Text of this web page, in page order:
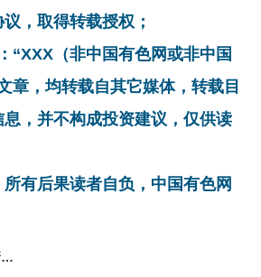
，取得转载授权；
“XXX（非中国有色网或非中国
章，均转载自其它媒体，转载目
，并不构成投资建议，仅供读
有后果读者自负，中国有色网